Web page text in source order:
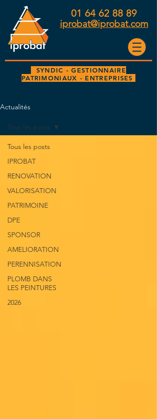
01 64 62 88 89
iprobat@iprobat.com
SYNDIC - GESTIONNAIRE
PATRIMONIAUX - ENTREPRISES
Actualités
Tous les posts
IPROBAT
RENOVATION
VALORISATION
PATRIMOINE
DPE
SPONSOR
AMELIORATION
PERENNISATION
PLOMB DANS
LES PEINTURES
2026
Tous les posts